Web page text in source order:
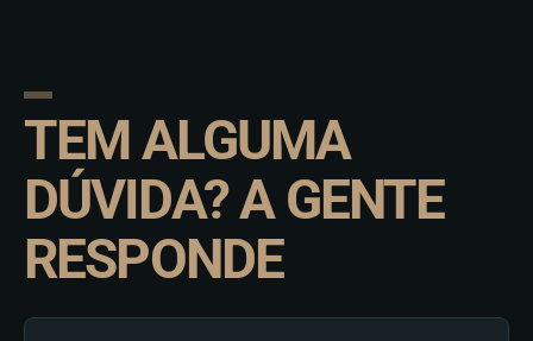
TEM ALGUMA
DÚVIDA? A GENTE
RESPONDE